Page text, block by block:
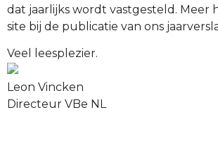
dat jaarlijks wordt vastgesteld. Meer
site bij de publicatie van ons
Veel leesplezier.
Leon Vincken
Directeur VBe NL